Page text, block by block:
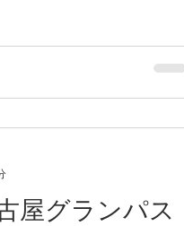
屋グランパス